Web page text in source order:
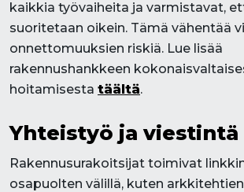
kaikkia työvaiheita ja varmistavat,
suoritetaan oikein. Tämä vähentää
onnettomuuksien riskiä. Lue lisää
rakennushankkeen
hoitamisesta täältä.
Yhteistyö ja viestintä
Rakennusurakoitsijat toimivat
osapuolten välillä, kuten